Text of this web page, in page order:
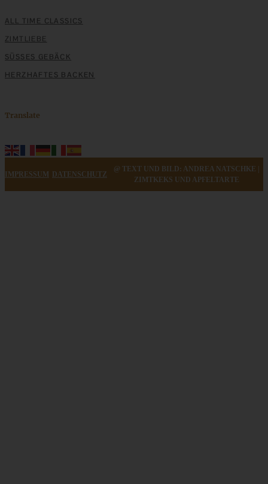
ZUM BEITRAG
ALL TIME CLASSICS
ZIMTLIEBE
SÜSSES GEBÄCK
HERZHAFTES BACKEN
Translate
IMPRESSUM DATENSCHUTZ
@ TEXT UND BILD: ANDREA NATSCHKE |
ZIMTKEKS UND APFELTARTE